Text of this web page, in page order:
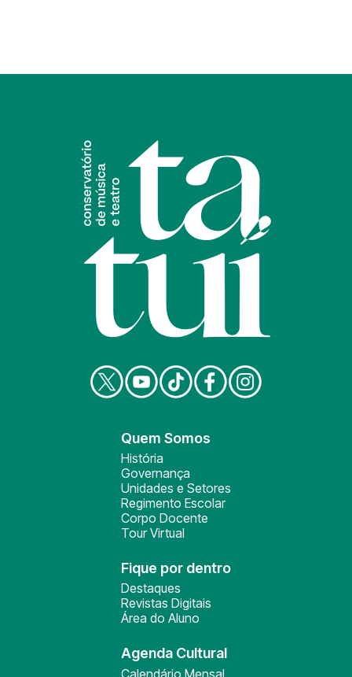
Quem Somos
História
Governança
Unidades e Setores
Regimento Escolar
Corpo Docente
Tour Virtual
Fique por dentro
Destaques
Revistas Digitais
Área do Aluno
Agenda Cultural
Calendário Mensal